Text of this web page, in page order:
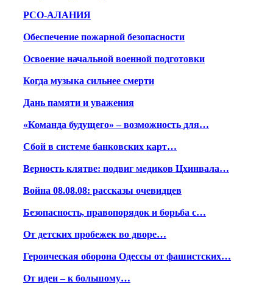
РСО-АЛАНИЯ
Обеспечение пожарной безопасности
Освоение начальной военной подготовки
Когда музыка сильнее смерти
Дань памяти и уважения
«Команда будущего» – возможность для…
Сбой в системе банковских карт…
Верность клятве: подвиг медиков Цхинвала…
Война 08.08.08: рассказы очевидцев
Безопасность, правопорядок и борьба с…
От детских пробежек во дворе…
Героическая оборона Одессы от фашистских…
От идеи – к большому…